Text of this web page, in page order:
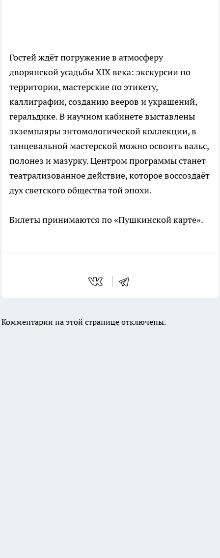
Гостей ждёт погружение в атмосферу
дворянской усадьбы XIX века: экскурсии по
территории, мастерские по этикету,
каллиграфии, созданию вееров и украшений,
геральдике. В научном кабинете выставлены
экземпляры энтомологической коллекции, в
танцевальной мастерской можно освоить вальс,
полонез и мазурку. Центром программы станет
театрализованное действие, которое воссоздаёт
дух светского общества той эпохи.
Билеты принимаются по «Пушкинской карте».
Комментарии на этой странице отключены.